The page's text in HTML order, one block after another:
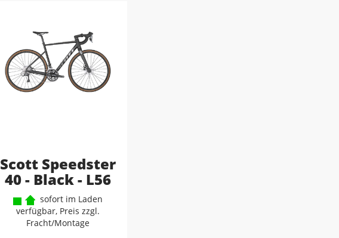
Scott Speedster
40 - Black - L56
sofort im Laden
verfügbar, Preis zzgl.
Fracht/Montage